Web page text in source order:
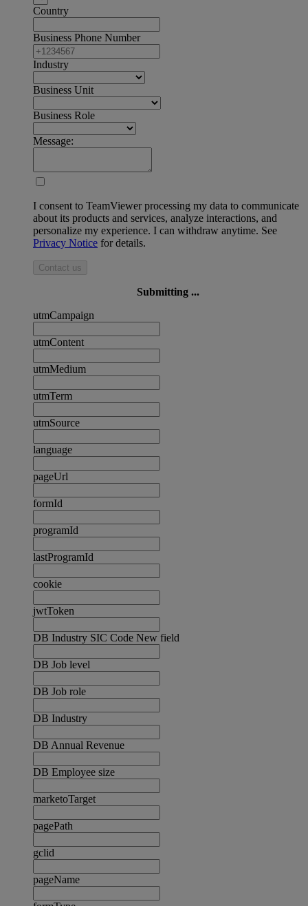
Country
Business Phone Number
Industry
Business Unit
Business Role
Message:
I consent to TeamViewer processing my data to communicate
about its products and services, analyze interactions, and
personalize my experience. I can withdraw anytime. See
Privacy Notice for details.
Contact us
Submitting ...
utmCampaign
utmContent
utmMedium
utmTerm
utmSource
language
pageUrl
formId
programId
lastProgramId
cookie
jwtToken
DB Industry SIC Code New field
DB Job level
DB Job role
DB Industry
DB Annual Revenue
DB Employee size
marketoTarget
pagePath
gclid
pageName